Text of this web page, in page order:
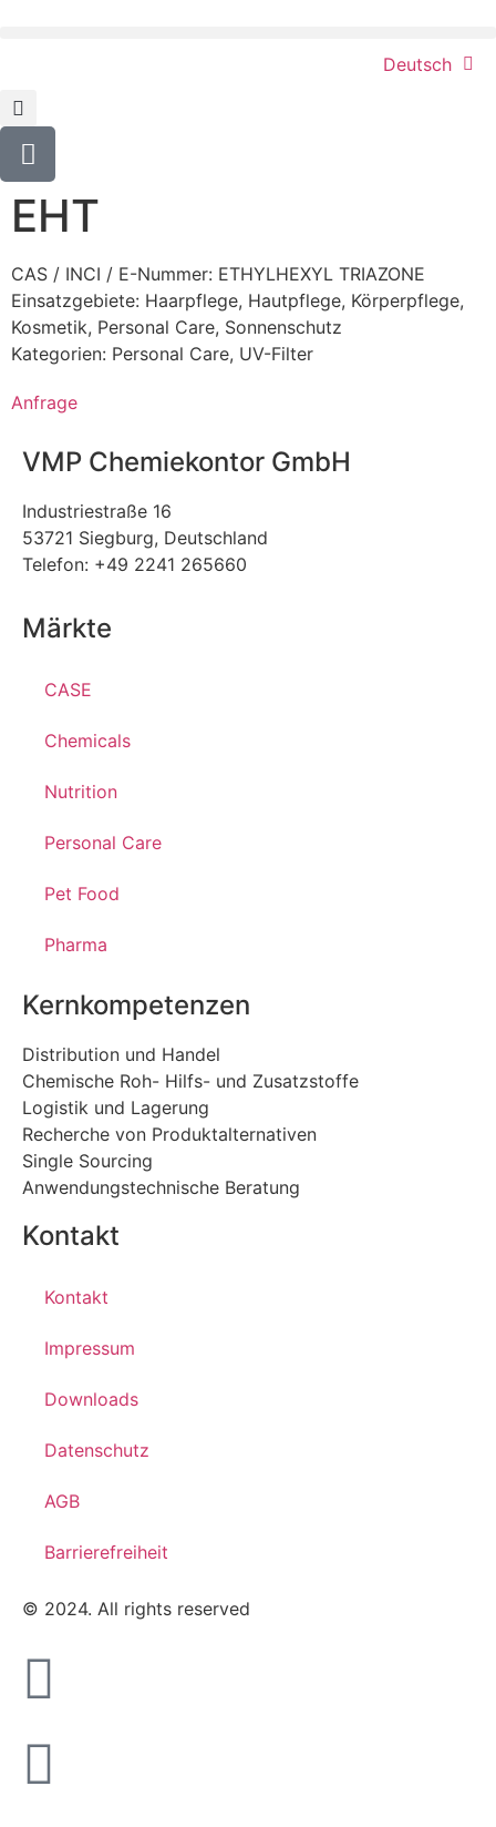
Deutsch
EHT
CAS / INCI / E-Nummer: ETHYLHEXYL TRIAZONE
Einsatzgebiete: Haarpflege, Hautpflege, Körperpflege,
Kosmetik, Personal Care, Sonnenschutz
Kategorien: Personal Care, UV-Filter
Anfrage
VMP Chemiekontor GmbH
Industriestraße 16
53721 Siegburg, Deutschland
Telefon: +49 2241 265660
Märkte
CASE
Chemicals
Nutrition
Personal Care
Pet Food
Pharma
Kernkompetenzen
Distribution und Handel
Chemische Roh- Hilfs- und Zusatzstoffe
Logistik und Lagerung
Recherche von Produktalternativen
Single Sourcing
Anwendungstechnische Beratung
Kontakt
Kontakt
Impressum
Downloads
Datenschutz
AGB
Barrierefreiheit
© 2024. All rights reserved